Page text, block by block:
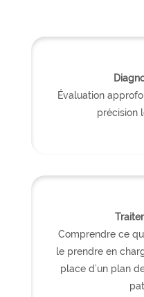
Évaluation
précision
Comprendre ce
le prendre en
place d’un plan